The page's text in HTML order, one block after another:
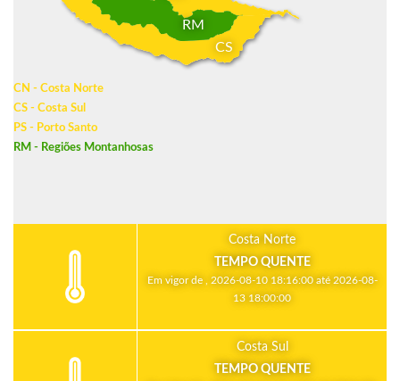
CS
RM
CN - Costa Norte
CS - Costa Sul
PS - Porto Santo
RM - Regiões Montanhosas
Costa Norte
TEMPO QUENTE
Em vigor de , 2026-08-10 18:16:00 até 2026-08-
13 18:00:00
Costa Sul
TEMPO QUENTE